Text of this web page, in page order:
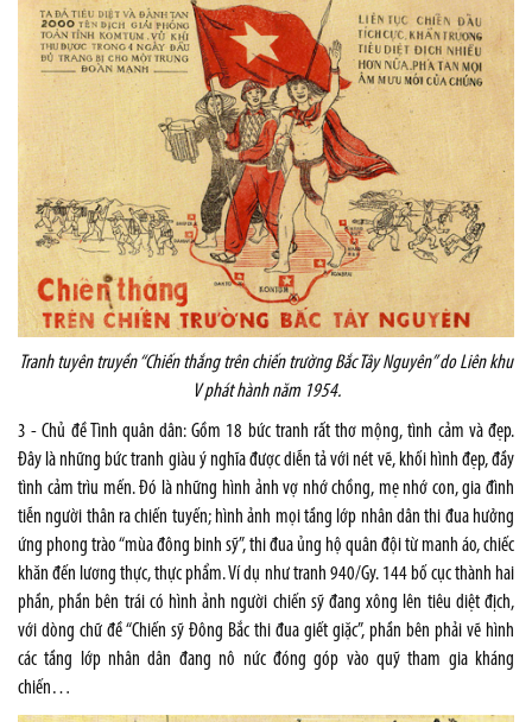
Tranh tuyên truyền “Chiến thắng trên chiến trường Bắc Tây Nguyên” do Liên khu
V phát hành năm 1954.
3 - Chủ đề Tình quân dân: Gồm 18 bức tranh rất thơ mộng, tình cảm và đẹp.
Đây là những bức tranh giàu ý nghĩa được diễn tả với nét vẽ, khối hình đẹp, đầy
tình cảm trìu mến. Đó là những hình ảnh vợ nhớ chồng, mẹ nhớ con, gia đình
tiễn người thân ra chiến tuyến; hình ảnh mọi tầng lớp nhân dân thi đua hưởng
ứng phong trào “mùa đông binh sỹ”, thi đua ủng hộ quân đội từ manh áo, chiếc
khăn đến lương thực, thực phẩm. Ví dụ như tranh 940/Gy. 144 bố cục thành hai
phần, phần bên trái có hình ảnh người chiến sỹ đang xông lên tiêu diệt địch,
với dòng chữ đề “Chiến sỹ Đông Bắc thi đua giết giặc”, phần bên phải vẽ hình
các tầng lớp nhân dân đang nô nức đóng góp vào quỹ tham gia kháng
chiến…